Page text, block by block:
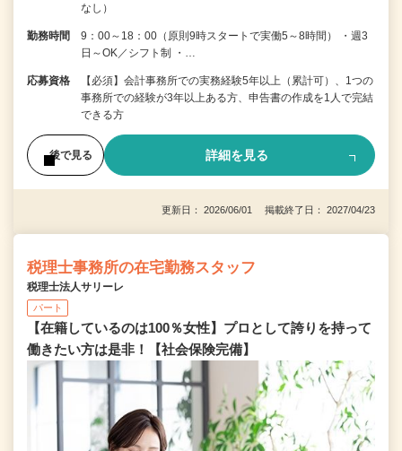
なし）
勤務時間
9：00～18：00（原則9時スタートで実働5～8時間） ・週3
日～OK／シフト制 ・…
応募資格
【必須】会計事務所での実務経験5年以上（累計可）、1つの
事務所での経験が3年以上ある方、申告書の作成を1人で完結
できる方
後で見る 詳細を見る
更新日： 2026/06/01 掲載終了日： 2027/04/23
税理士事務所の在宅勤務スタッフ
税理士法人サリーレ
パート
【在籍しているのは100％女性】プロとして誇りを持って
働きたい方は是非！【社会保険完備】